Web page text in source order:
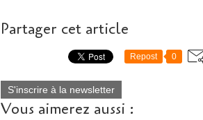
Partager cet article
Repost 0
S'inscrire à la newsletter
Vous aimerez aussi :